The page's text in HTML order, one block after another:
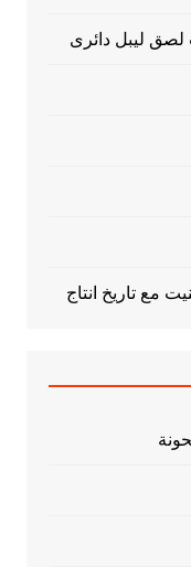
لصق ليبل دائرى
مع تاريخ انتاج